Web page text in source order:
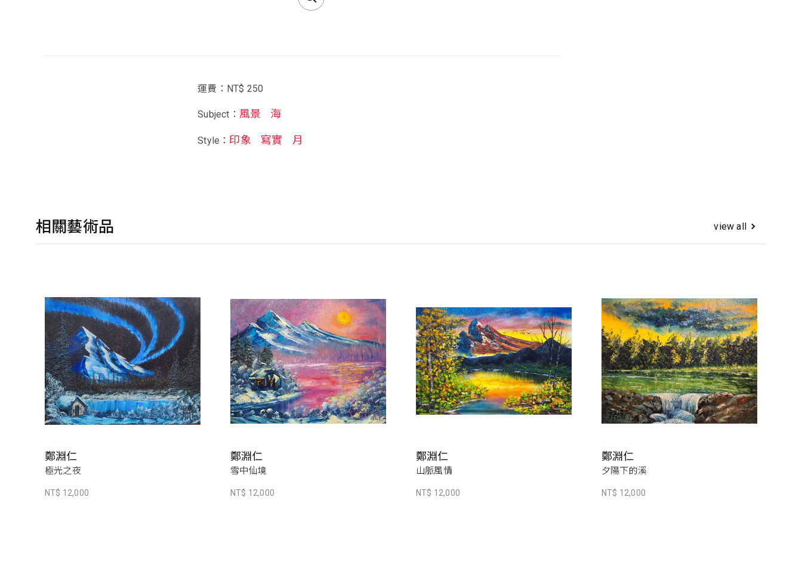
運費：NT$ 250
Subject： 風景 海
Style：印象 寫實 月
相關藝術品 view all
鄭淵仁
極光之夜
NT$ 12,000
鄭淵仁
雪中仙境
NT$ 12,000
鄭淵仁
山脈風情
NT$ 12,000
鄭淵仁
夕陽下的溪
NT$ 12,000